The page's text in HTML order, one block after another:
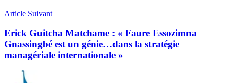
Article Suivant
Erick Guitcha Matchame : « Faure Essozimna
Gnassingbé est un génie…dans la stratégie
managériale internationale »